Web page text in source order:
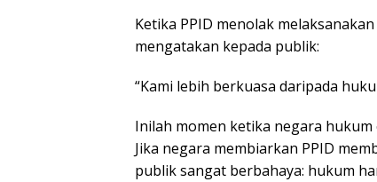
Ketika PPID menolak
mengatakan kepada publik:
“Kami lebih berkuasa daripada
Inilah momen ketika negara
Jika negara membiarkan PPID
publik sangat berbahaya: hukum